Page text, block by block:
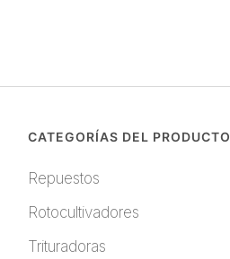
CATEGORÍAS DEL PRODUCTO
Repuestos
Rotocultivadores
Trituradoras